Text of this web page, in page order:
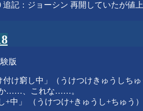
追記：ジョーシン 再開していたが値上
版
付け窮し中」（うけつけきゅうしち
か……、これな……。
+中」 （うけつけ+きゅうし+ちゅう